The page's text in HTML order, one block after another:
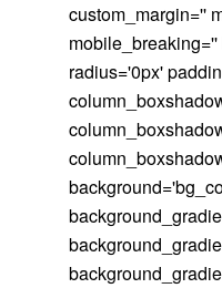
custom_margin=''
radius='0px'